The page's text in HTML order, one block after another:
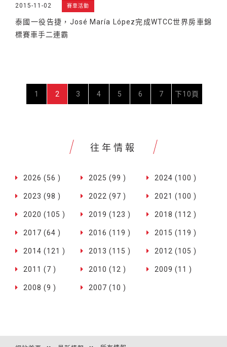
2015-11-02 賽車活動
泰國一役告捷，José María López完成WTCC世界房車錦
標賽車手二連霸
1 2 3 4 5 6 7 下10頁
往年情報
2026 (56 ) 2025 (99 ) 2024 (100 )
2023 (98 ) 2022 (97 ) 2021 (100 )
2020 (105 ) 2019 (123 ) 2018 (112 )
2017 (64 ) 2016 (119 ) 2015 (119 )
2014 (121 ) 2013 (115 ) 2012 (105 )
2011 (7 ) 2010 (12 ) 2009 (11 )
2008 (9 ) 2007 (10 )